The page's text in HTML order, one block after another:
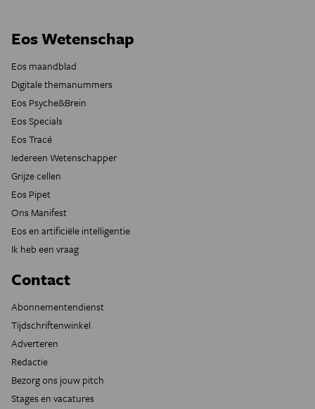
Eos Wetenschap
Eos maandblad
Digitale themanummers
Eos Psyche&Brein
Eos Specials
Eos Tracé
Iedereen Wetenschapper
Grijze cellen
Eos Pipet
Ons Manifest
Eos en artificiële intelligentie
Ik heb een vraag
Contact
Abonnementendienst
Tijdschriftenwinkel
Adverteren
Redactie
Bezorg ons jouw pitch
Stages en vacatures